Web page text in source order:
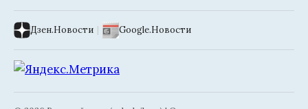
Дзен.Новости | Google.Новости